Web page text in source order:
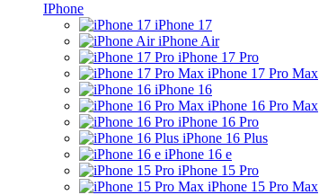
IPhone
iPhone 17
iPhone Air
iPhone 17 Pro
iPhone 17 Pro Max
iPhone 16
iPhone 16 Pro Max
iPhone 16 Pro
iPhone 16 Plus
iPhone 16 e
iPhone 15 Pro
iPhone 15 Pro Max